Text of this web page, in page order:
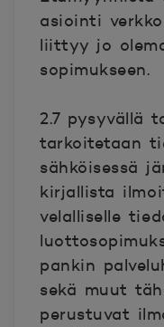
asiointi
liittyy jo
sopimukseen.
2.7 pysyvällä
tarkoitetaan
sähköisessä
kirjallista
velalliselle
pankin
sekä muut
perustuvat